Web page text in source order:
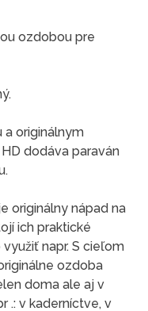
ozdobou pre
a originálnym
dodáva paraván
originálny nápad na
ich praktické
napr. S cieľom
ozdoba
doma ale aj v
.: v kaderníctve, v